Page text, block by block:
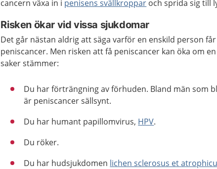
cancern växa in i penisens svällkroppar och sprida sig till
Risken ökar vid vissa sjukdomar
Det går nästan aldrig att säga varför en enskild person
peniscancer. Men risken att få peniscancer kan öka om
saker stämmer:
Du har förträngning av förhuden. Bland män som
är peniscancer sällsynt.
Du har humant papillomvirus, HPV.
Du röker.
Du har hudsjukdomen lichen sclerosus et